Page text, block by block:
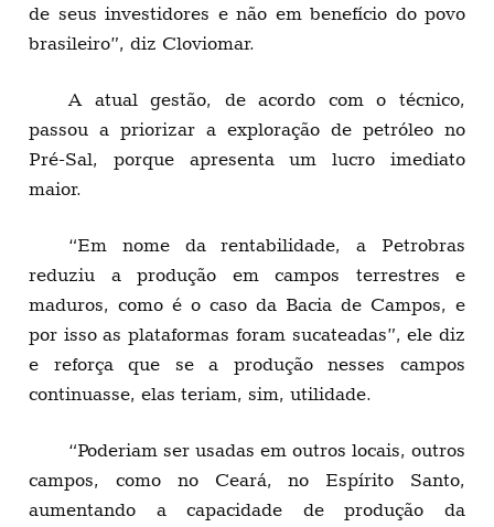
de seus investidores e não em benefício do povo
brasileiro”, diz Cloviomar.
A atual gestão, de acordo com o técnico,
passou a priorizar a exploração de petróleo no
Pré-Sal, porque apresenta um lucro imediato
maior.
“Em nome da rentabilidade, a Petrobras
reduziu a produção em campos terrestres e
maduros, como é o caso da Bacia de Campos, e
por isso as plataformas foram sucateadas”, ele diz
e reforça que se a produção nesses campos
continuasse, elas teriam, sim, utilidade.
“Poderiam ser usadas em outros locais, outros
campos, como no Ceará, no Espírito Santo,
aumentando a capacidade de produção da